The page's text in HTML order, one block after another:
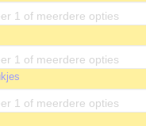
1 of meerdere opties
1 of meerdere opties
1 of meerdere opties